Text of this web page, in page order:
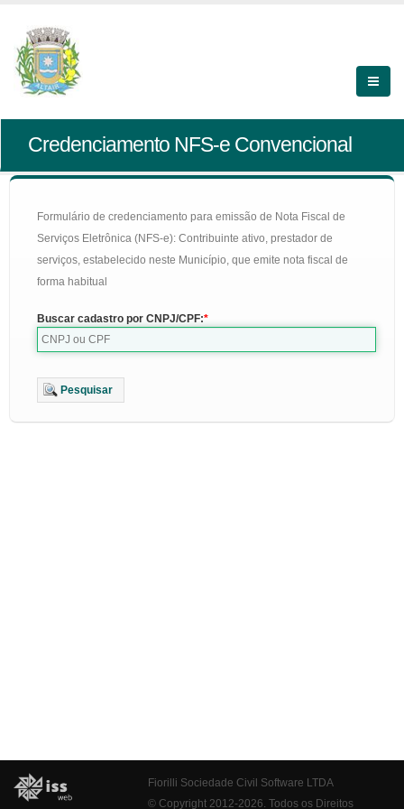
Credenciamento NFS-e Convencional
Formulário de credenciamento para emissão de Nota Fiscal de
Serviços Eletrônica (NFS-e): Contribuinte ativo, prestador de
serviços, estabelecido neste Município, que emite nota fiscal de
forma habitual
Buscar cadastro por CNPJ/CPF:
Pesquisar
Fiorilli Sociedade Civil Software LTDA
© Copyright 2012-2026. Todos os Direitos